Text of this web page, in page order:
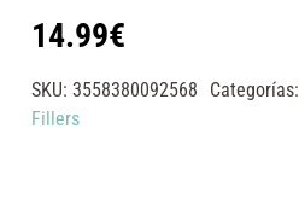
14.99€
SKU:3558380092568 Categorías:
Fillers